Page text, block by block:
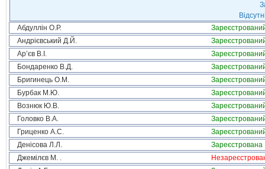
Абдуллін О.Р.
Андрієвський Д.Й.
Ар’єв В.І.
Бондаренко В.Д.
Бригинець О.М.
Бурбак М.Ю.
Вознюк Ю.В.
Головко В.А.
Гриценко А.С.
Денісова Л.Л.
Зареєстрована
Джемілєв М. .